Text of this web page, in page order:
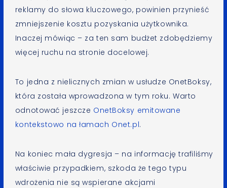
reklamy do słowa kluczowego, powinien przynieść
zmniejszenie kosztu pozyskania użytkownika.
Inaczej mówiąc – za ten sam budżet zdobędziemy
więcej ruchu na stronie docelowej.
To jedna z nielicznych zmian w usłudze OnetBoksy,
która została wprowadzona w tym roku. Warto
odnotować jeszcze OnetBoksy emitowane
kontekstowo na łamach Onet.pl.
Na koniec mała dygresja – na informację trafiliśmy
właściwie przypadkiem, szkoda że tego typu
wdrożenia nie są wspierane akcjami